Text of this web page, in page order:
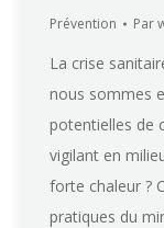
Prévention Par
La crise
nous sommes
potentielles de
vigilant en
forte chaleur ?
pratiques du